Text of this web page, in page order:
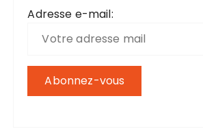
e
u
Adresse e-mail: